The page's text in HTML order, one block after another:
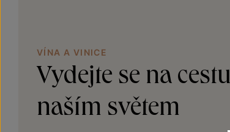
VÍNA A VINICE
Vydejte se na cestu
naším světem